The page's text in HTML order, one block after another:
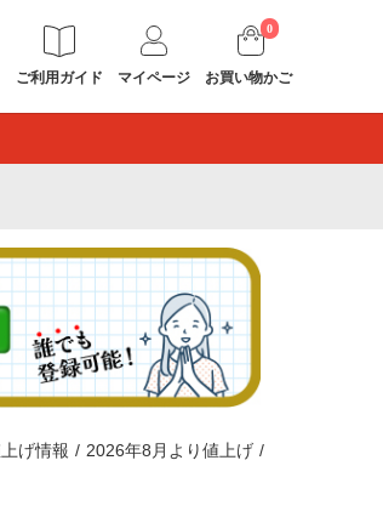
げ情報 / 2026年8月より値上げ /
ご利用ガイド マイページ
0
お買い物かご